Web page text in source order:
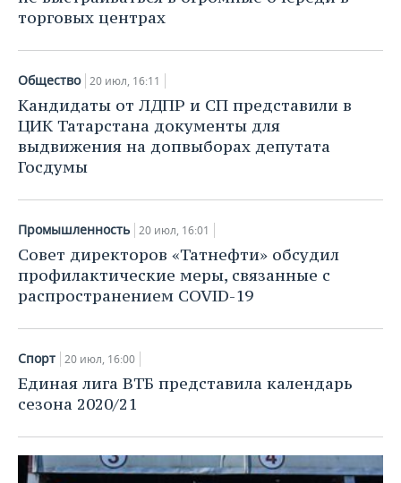
торговых центрах
Общество 20 июл, 16:11
Кандидаты от ЛДПР и СП представили в
ЦИК Татарстана документы для
выдвижения на допвыборах депутата
Госдумы
Промышленность 20 июл, 16:01
Совет директоров «Татнефти» обсудил
профилактические меры, связанные с
распространением COVID-19
Спорт 20 июл, 16:00
Единая лига ВТБ представила календарь
сезона 2020/21